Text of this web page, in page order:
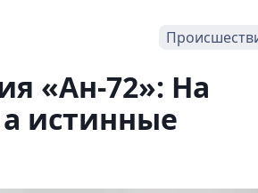
«Ан-72»: На
истинные